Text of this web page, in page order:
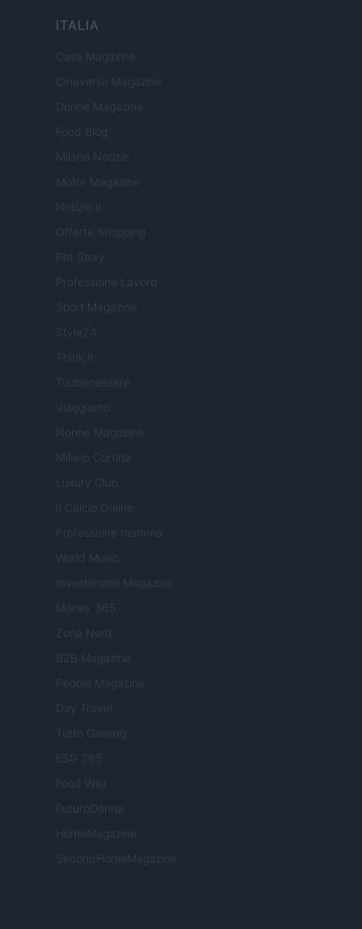
ITALIA
Casa Magazine
Cineverse Magazine
Donne Magazine
Food Blog
Milano Notizie
Motor Magazine
Notizie.it
Offerte Shopping
Professione Lavoro
Sport Magazine
Style24
Think.it
Tuobenessere
Viaggiamo
Nonne Magazine
Milano Cortina
Luxury Club
Il Calcio Online
Professione mamma
World Music
Investimenti Magazine
Money 365
Zona Nerd
B2B Magazine
People Magazine
Day Travel
Tutto Gaming
ESG 365
Food Wiki
FuturoDonna
HomeMagazine
SecondHomeMagazine